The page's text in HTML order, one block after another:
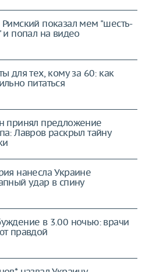
показал мем "шесть-
и попал на видео
для тех, кому за 60: как
питаться
принял предложение
Лавров раскрыл тайну
нанесла Украине
удар в спину
в 3.00 ночью: врачи
правдой